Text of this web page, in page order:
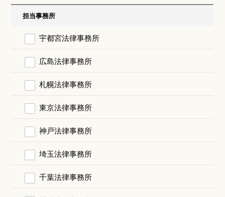
担当事務所
宇都宮法律事務所
広島法律事務所
札幌法律事務所
東京法律事務所
神戸法律事務所
埼玉法律事務所
千葉法律事務所